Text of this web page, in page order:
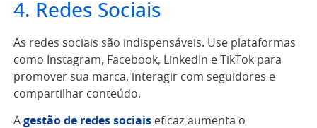
4. Redes Sociais
As redes sociais são indispensáveis. Use plataformas
como Instagram, Facebook, LinkedIn e TikTok para
promover sua marca, interagir com seguidores e
compartilhar conteúdo.
A gestão de redes sociais eficaz aumenta o